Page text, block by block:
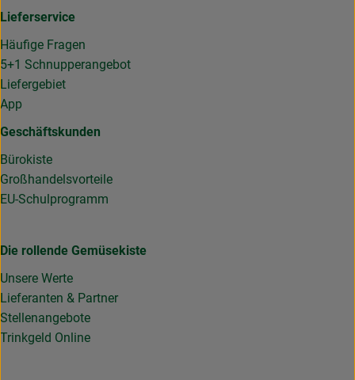
Lieferservice
Häufige Fragen
5+1 Schnupperangebot
Liefergebiet
App
Geschäftskunden
Bürokiste
Großhandelsvorteile
EU-Schulprogramm
Die rollende Gemüsekiste
Unsere Werte
Lieferanten & Partner
Stellenangebote
Trinkgeld Online